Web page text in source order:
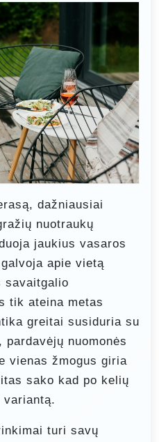
dažniausiai
nuotraukų
jaukius vasaros
apie vietą
savaitgalio
tik ateina metas
greitai susiduria su
nuomonės
vienas žmogus giria
sako kad po kelių
turi savų